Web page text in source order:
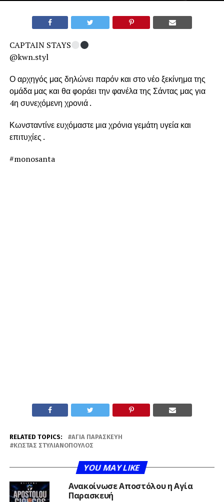
CAPTAIN STAYS
@kwn.styl
Ο αρχηγός μας δηλώνει παρόν και στο νέο ξεκίνημα της
ομάδα μας και θα φοράει την φανέλα της Σάντας μας για
4η συνεχόμενη χρονιά .
Κωνσταντίνε ευχόμαστε μια χρόνια γεμάτη υγεία και
επιτυχίες .
#monosanta
RELATED TOPICS:
ΑΓΊΑ ΠΑΡΑΣΚΕΥΉ
ΚΏΣΤΑΣ ΣΤΥΛΙΑΝΌΠΟΥΛΟΣ
YOU MAY LIKE
Ανακοίνωσε Αποστόλου η Αγία
Παρασκευή